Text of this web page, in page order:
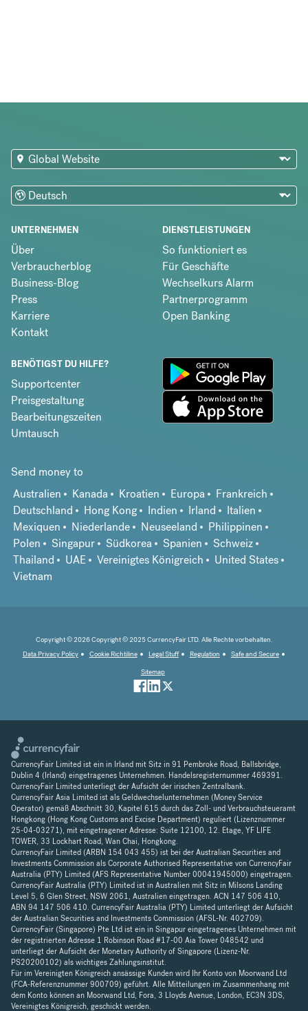
UNTERNEHMEN
Über
Verbraucherblog
Business-Blog
Press
Karriere
Kontakt
DIENSTLEISTUNGEN
So funktioniert es
Für Geschäfte
Wechselkurs Alarm
Partnerprogramm
Open Banking
BENÖTIGST DU HILFE?
Supportcenter
Preisgestaltung
Bearbeitungszeiten
Umtausch
Send money to
Australien
Kanada Kroatien Europa
Frankreich
Deutschland
Hong Kong Indien Irland
Italien
Mexiquen
Niederlande Neuseeland
Philippinen
Polen
Singapur Südkorea Spanien
Schweiz
Thailand
UAE Vereinigtes Königreich
United States
Vietnam
Copyright © 2026 Copyright © 2025 CurrencyFair LTD. Alle Rechte vorbehalten.
Data Privacy Policy
Cookie Richtiline Legal Stuff Regulation
Safe and Secure
Sitemap
CurrencyFair Limited ist ein in Irland mit Sitz in 91 Pembroke Road, Ballsbridge,
Dublin 4 (Irland) eingetragenes Unternehmen. Handelsregisternummer 469391.
CurrencyFair Limited unterliegt der Aufsicht der irischen Zentralbank.
CurrencyFair Asia Limited ist als Geldwechselunternehmen (Money Service
Operator) gemäß Abschnitt 30, Kapitel 615 durch das Zoll- und Verbrauchsteueramt
Hongkong (Hong Kong Customs and Excise Department) reguliert (Lizenznummer
25-04-03271), mit eingetragener Adresse: Suite 12100, 12. Etage, YF LIFE
TOWER, 33 Lockhart Road, Wan Chai, Hongkong.
CurrencyFair Limited (ARBN 154 043 455) ist bei der Australian Securities and
Investments Commission als Corporate Authorised Representative von CurrencyFair
Australia (PTY) Limited (AFS Representative Number 00041945000) eingetragen.
CurrencyFair Australia (PTY) Limited ist in Australien mit Sitz in Milsons Landing
Level 5, 6 Glen Street, NSW 2061, Australien eingetragen. ACN 147 506 410,
ABN 94 147 506 410. CurrencyFair Australia (PTY) Limited unterliegt der Aufsicht
der Australian Securities and Investments Commission (AFSL-Nr. 402709).
CurrencyFair (Singapore) Pte Ltd ist ein in Singapur eingetragenes Unternehmen mit
der registrierten Adresse 1 Robinson Road #17-00 Aia Tower 048542 und
unterliegt der Aufsicht der Monetary Authority of Singapore (Lizenz-Nr.
PS20200102) als wichtiges Zahlungsinstitut.
Für im Vereinigten Königreich ansässige Kunden wird Ihr Konto von Moorwand Ltd
(FCA-Referenznummer 900709) geführt. Alle Mitteilungen im Zusammenhang mit
dem Konto können an Moorwand Ltd, Fora, 3 Lloyds Avenue, London, EC3N 3DS,
Vereinigtes Königreich, geschickt werden.